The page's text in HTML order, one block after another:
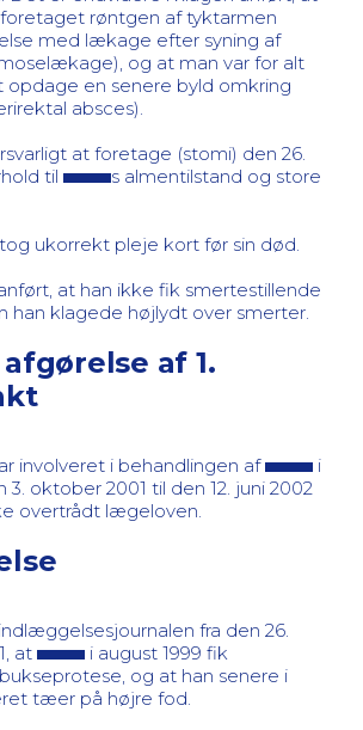
røntgen af tyktarmen
med lækage efter syning af
og at man var for alt
en senere byld omkring
absces).
at foretage (stomi) den 26.
til
s almentilstand og store
ukorrekt pleje kort før sin død.
at han ikke fik smertestillende
han klagede højlydt over smerter.
af 1.
involveret i behandlingen af
i
3. oktober 2001 til den 12. juni 2002
overtrådt lægeloven.
fra den 26.
at
i august 1999 fik
og at han senere i
tæer på højre fod.